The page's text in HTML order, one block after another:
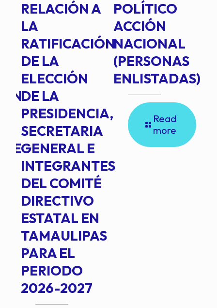
RELACIÓN A
LA
RATIFICACIÓN
DE LA
ELECCIÓN
DE LA
PRESIDENCIA,
SECRETARIA
GENERAL E
INTEGRANTES
DEL COMITÉ
DIRECTIVO
ESTATAL EN
TAMAULIPAS
PARA EL
PERIODO
2026-2027
POLÍTICO
ACCIÓN
NACIONAL
(PERSONAS
ENLISTADAS)
Read
more